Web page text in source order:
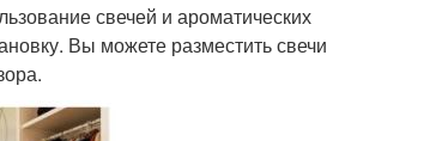
свечей и ароматических
Вы можете разместить свечи